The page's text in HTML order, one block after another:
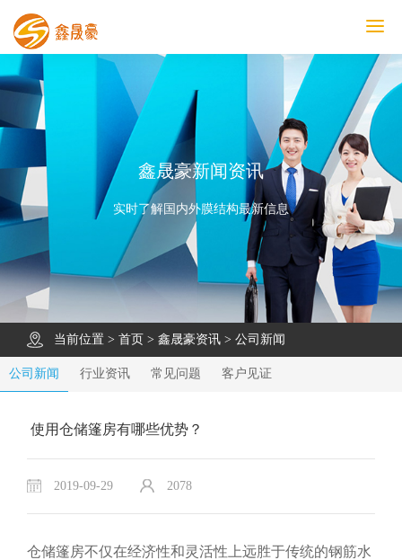
鑫晟豪首页
产品中心
工程案例
膜结构车棚
污水池反吊膜加盖
鑫晟豪资讯
关于鑫晟豪
联系鑫晟豪
鑫晟豪新闻资讯
实时了解国内外膜结构最新信息
当前位置 > 首页 > 鑫晟豪资讯 > 公司新闻
公司新闻 行业资讯 常见问题 客户见证
使用仓储篷房有哪些优势？
2019-09-29 2078
仓储篷房不仅在经济性和灵活性上远胜于传统的钢筋水